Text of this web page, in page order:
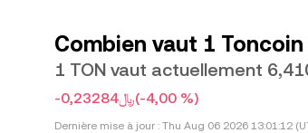
Combien vaut 1
-﷼0,23284(-4,00 %)
Dernière mise à jour : Thu Aug 06 2026 13:01:12